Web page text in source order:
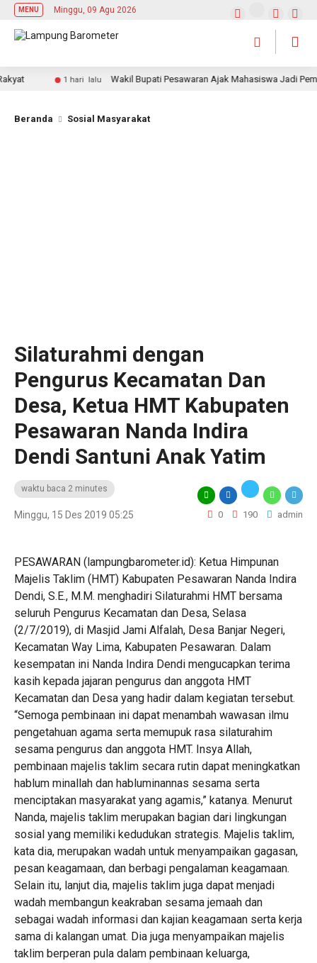
MENU Minggu, 09 Agu 2026
1 hari lalu Wakil Bupati Pesawaran Ajak Mahasiswa Jadi
Beranda Sosial Masyarakat
Silaturahmi dengan
Pengurus Kecamatan Dan
Desa, Ketua HMT Kabupaten
Pesawaran Nanda Indira
Dendi Santuni Anak Yatim
waktu baca 2 minutes
Minggu, 15 Des 2019 05:25 0 190 admin
PESAWARAN (lampungbarometer.id): Ketua Himpunan
Majelis Taklim (HMT) Kabupaten Pesawaran Nanda Indira
Dendi, S.E., M.M. menghadiri Silaturahmi HMT bersama
seluruh Pengurus Kecamatan dan Desa, Selasa
(2/7/2019), di Masjid Jami Alfalah, Desa Banjar Negeri,
Kecamatan Way Lima, Kabupaten Pesawaran. Dalam
kesempatan ini Nanda Indira Dendi mengucapkan terima
kasih kepada jajaran pengurus dan anggota HMT
Kecamatan dan Desa yang hadir dalam kegiatan tersebut.
“Semoga pembinaan ini dapat menambah wawasan ilmu
pengetahuan agama serta memupuk rasa silaturahim
sesama pengurus dan anggota HMT. Insya Allah,
pembinaan majelis taklim secara rutin dapat meningkatkan
hablum minallah dan habluminannas sesama serta
menciptakan masyarakat yang agamis,” katanya. Menurut
Nanda, majelis taklim merupakan bagian dari lingkungan
sosial yang memiliki kedudukan strategis. Majelis taklim,
kata dia, merupakan wadah untuk menyampaikan gagasan,
pesan keagamaan, dan berbagi pengalaman keagamaan.
Selain itu, lanjut dia, majelis taklim juga dapat menjadi
wadah membangun keakraban sesama jemaah dan
sebagai wadah informasi dan kajian keagamaan serta kerja
sama di kalangan umat. Dia juga menyampaikan majelis
taklim berperan pula dalam pembinaan keluarga,